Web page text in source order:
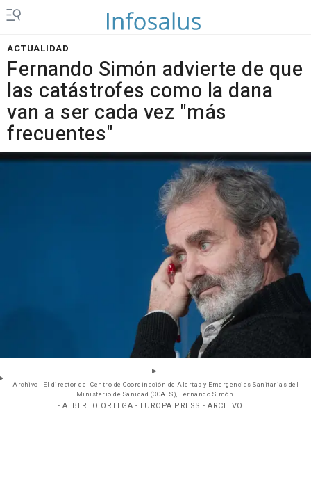
ACTUALIDAD
Fernando Simón advierte de que
las catástrofes como la dana
van a ser cada vez "más
frecuentes"
Archivo - El director del Centro de Coordinación de Alertas y Emergencias Sanitarias del
Ministerio de Sanidad (CCAES), Fernando Simón.
- ALBERTO ORTEGA - EUROPA PRESS - ARCHIVO